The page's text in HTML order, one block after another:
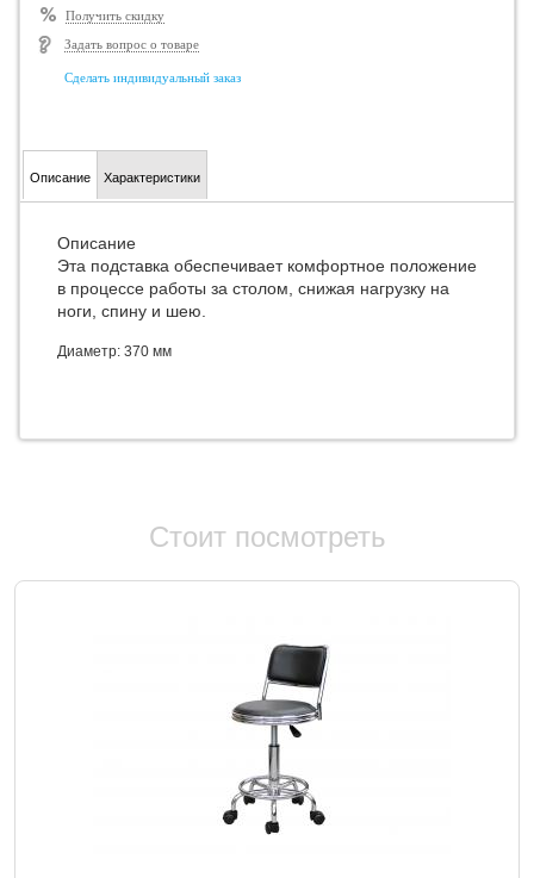
Получить скидку
Задать вопрос о товаре
Сделать индивидуальный заказ
Описание Характеристики
Описание
Эта подставка обеспечивает комфортное положение
в процессе работы за столом, снижая нагрузку на
ноги, спину и шею.
Диаметр: 370 мм
Стоит посмотреть